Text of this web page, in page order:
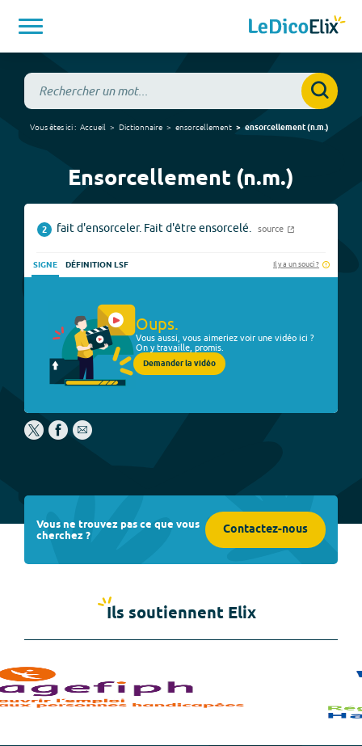
Vous êtes ici : Accueil Dictionnaire ensorcellement ensorcellement(n.m.)
Ensorcellement (n.m.)
2 fait d'ensorceler. Fait d'être ensorcelé. source
SIGNE DÉFINITION LSF Il y a un souci ?
Oups.
Vous aussi, vous aimeriez voir une vidéo ici ?
On y travaille, promis.
Demander la vidéo
Vous ne trouvez pas ce que vous
cherchez ? Contactez-nous
Ils soutiennent Elix